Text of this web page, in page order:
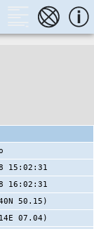
15:02:31
16:02:31
50.15)
07.04)